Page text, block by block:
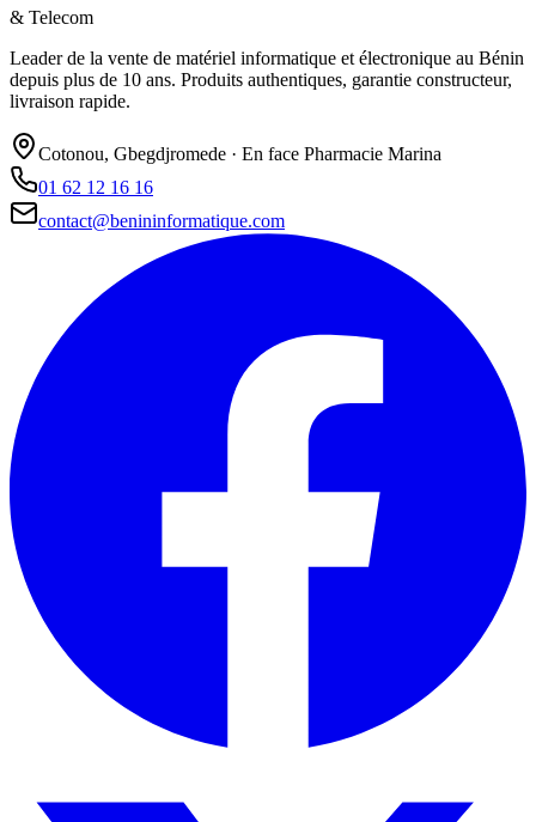
& Telecom
Leader de la vente de matériel informatique et électronique au Bénin
depuis plus de 10 ans. Produits authentiques, garantie constructeur,
livraison rapide.
Cotonou, Gbegdjromede · En face Pharmacie Marina
01 62 12 16 16
contact@benininformatique.com